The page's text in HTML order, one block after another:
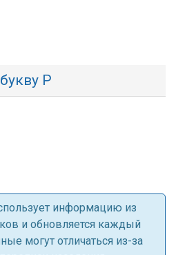
Р
информацию из
и обновляется каждый
могут отличаться из-за